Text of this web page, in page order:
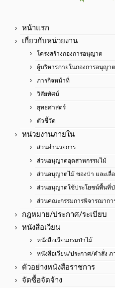
หน้าแรก
เกี่ยวกับหน่วยงาน
โครงสร้างกองการอนุญาต
ผู้บริหารภายในกองการอนุญาต
ภารกิจหน้าที่
วิสัยทัศน์
ยุทธศาสตร์
ตัวชี้วัด
หน่วยงานภายใน
ส่วนอำนวยการ
ส่วนอนุญาตอุตสาหกรรมไม้
ส่วนอนุญาตไม้ ของป่า และเลื่
ส่วนอนุญาตใช้ประโยชน์พื้นที่
ส่วนคณะกรรมการพิจารณากา
กฎหมาย/ประกาศ/ระเบียบ
หนังสือเวียน
หนังสือเวียนกรมป่าไม้
หนังสือเวียน/ประกาศ/คำสั่ง
ตัวอย่างหนังสือราชการ
จัดซื้อจัดจ้าง